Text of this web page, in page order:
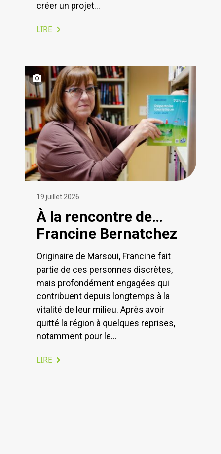
créer un projet...
LIRE
19 juillet 2026
À la rencontre de…
Francine Bernatchez
Originaire de Marsoui, Francine fait
partie de ces personnes discrètes,
mais profondément engagées qui
contribuent depuis longtemps à la
vitalité de leur milieu. Après avoir
quitté la région à quelques reprises,
notamment pour le...
LIRE